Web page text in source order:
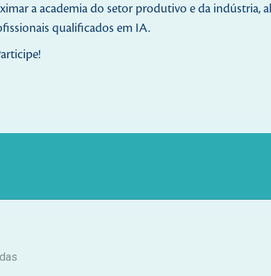
a academia do setor produtivo e da indústria,
qualificados em IA.